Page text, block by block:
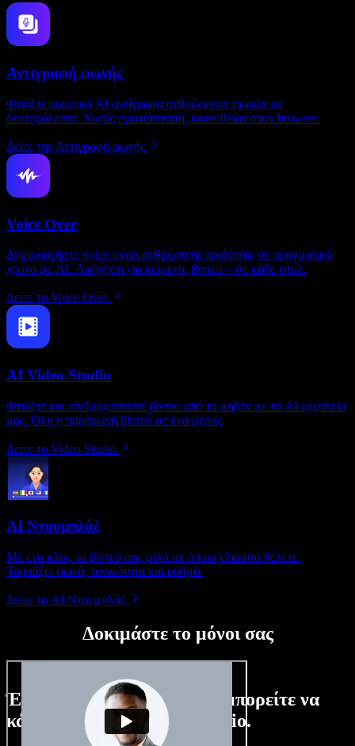
Αντιγραφή φωνής
Φτιάξτε ποιοτικά AI αντίγραφα ανθρώπινων φωνών σε
δευτερόλεπτα. Χωρίς εγκατάσταση, κατευθείαν στον browser.
Δείτε την Αντιγραφή φωνής
Voice Over
Δημιουργήστε voice overs ανθρώπινης ποιότητας σε πραγματικό
χρόνο με AI. Αφήγηση για κείμενα, βίντεο – σε κάθε στυλ.
Δείτε το Voice Over
AI Video Studio
Φτιάξτε και επεξεργαστείτε βίντεο από το μηδέν με τα AI εργαλεία
μας. Όλη η παραγωγή βίντεο σε ένα μέρος.
Δείτε το Video Studio
AI Ντουμπλάζ
Με ένα κλικ, το βίντεό σας μιλά σε όποια γλώσσα θέλετε.
Ταιριάζει φωνή, τονικότητα και ρυθμό.
Δείτε το AI Ντουμπλάζ
Δοκιμάστε το μόνοι σας
Ένα μικρό δείγμα από όσα μπορείτε να
κάνετε με το Speechify Studio.